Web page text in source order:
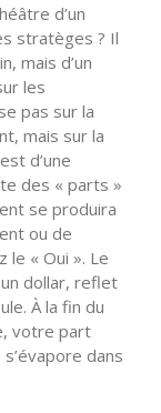
d’un
stratèges ? Il
mais d’un
les
pas sur la
mais sur la
d’une
des « parts »
se produira
ou de
le « Oui ». Le
dollar, reflet
À la fin du
votre part
dans